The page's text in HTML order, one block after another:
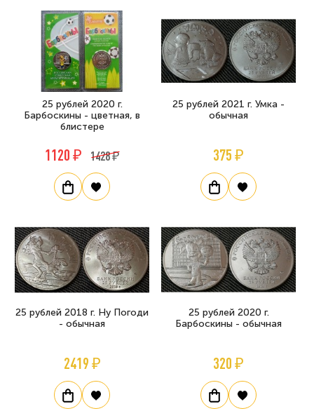
25 рублей 2020 г.
Барбоскины - цветная, в
блистере
1120 ₽ 1428 ₽
25 рублей 2021 г. Умка -
обычная
375 ₽
25 рублей 2018 г. Ну Погоди
- обычная
2419 ₽
25 рублей 2020 г.
Барбоскины - обычная
320 ₽